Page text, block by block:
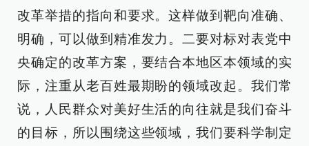
改革举措的指向和要求。这样做到靶向准确、
明确，可以做到精准发力。二要对标对表党中
央确定的改革方案，要结合本地区本领域的实
际，注重从老百姓最期盼的领域改起。我们常
说，人民群众对美好生活的向往就是我们奋斗
的目标，所以围绕这些领域，我们要科学制定